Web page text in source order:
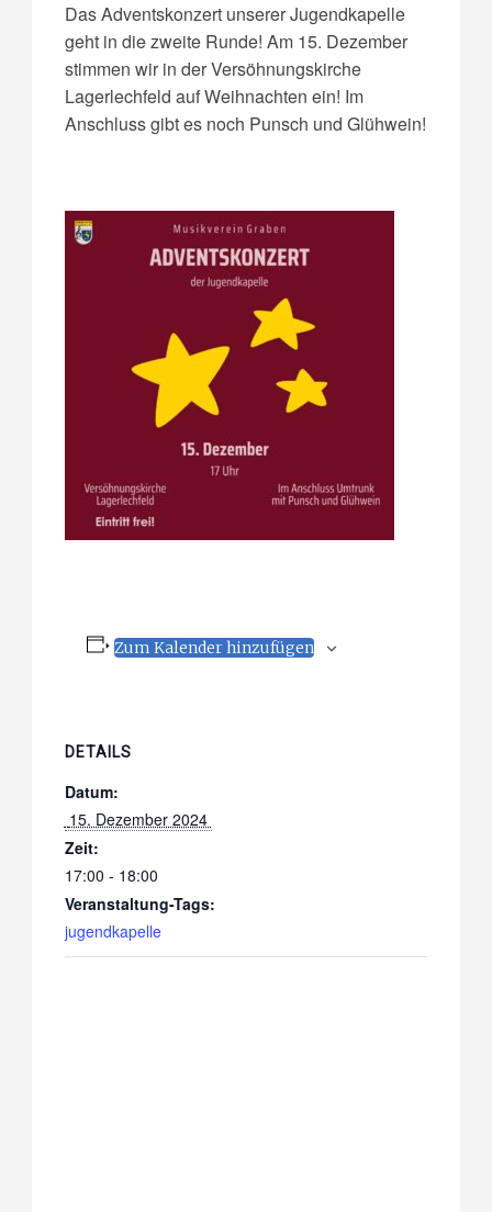
Das Adventskonzert unserer Jugendkapelle
geht in die zweite Runde! Am 15. Dezember
stimmen wir in der Versöhnungskirche
Lagerlechfeld auf Weihnachten ein! Im
Anschluss gibt es noch Punsch und Glühwein!
Zum Kalender hinzufügen
DETAILS
Datum:
15. Dezember 2024
Zeit:
17:00 - 18:00
Veranstaltung-Tags:
jugendkapelle